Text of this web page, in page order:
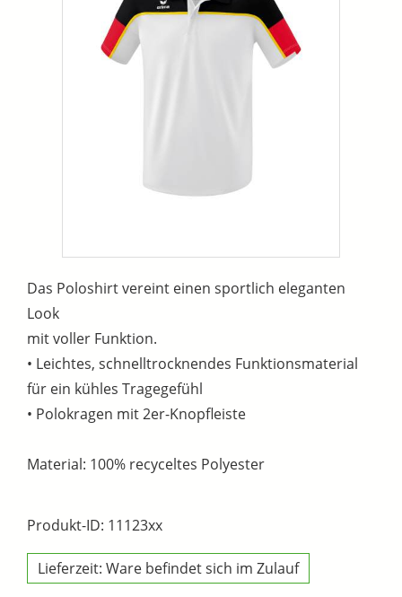
Das Poloshirt vereint einen sportlich eleganten
Look
mit voller Funktion.
• Leichtes, schnelltrocknendes Funktionsmaterial
für ein kühles Tragegefühl
• Polokragen mit 2er-Knopfleiste
Material: 100% recyceltes Polyester
Produkt-ID: 11123xx
Lieferzeit: Ware befindet sich im Zulauf